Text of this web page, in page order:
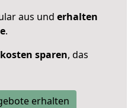
aus und erhalten
.
sparen, das
erhalten